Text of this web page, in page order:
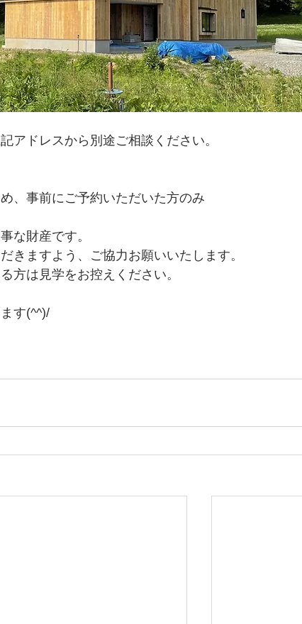
アドレスから別途ご相談ください。
、事前にご予約いただいた方のみ
な財産です。
きますよう、ご協力お願いいたします。
方は見学をお控えください。
す(^^)/